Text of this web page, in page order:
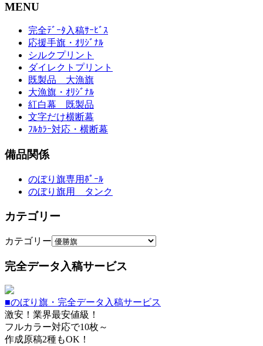
MENU
完全ﾃﾞｰﾀ入稿ｻｰﾋﾞｽ
応援手旗・ｵﾘｼﾞﾅﾙ
シルクプリント
ダイレクトプリント
既製品 大漁旗
大漁旗・ｵﾘｼﾞﾅﾙ
紅白幕 既製品
文字だけ横断幕
ﾌﾙｶﾗｰ対応・横断幕
備品関係
のぼり旗専用ﾎﾟｰﾙ
のぼり旗用 タンク
カテゴリー
カテゴリー
完全データ入稿サービス
■のぼり旗・完全データ入稿サービス
激安！業界最安値級！
フルカラー対応で10枚～
作成原稿2種もOK！